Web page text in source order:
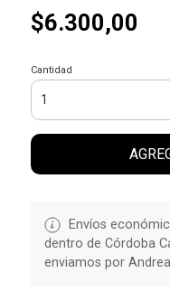
$6.300,00
Cantidad
Envíos
dentro de Córdoba
enviamos por